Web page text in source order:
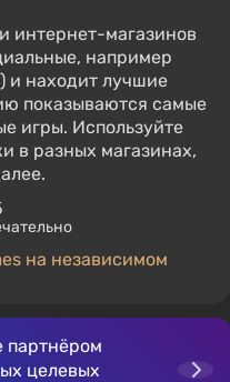
интернет-магазинов
например
и находит лучшие
показываются самые
игры. Используйте
в разных магазинах,
на независимом
партнёром
целевых